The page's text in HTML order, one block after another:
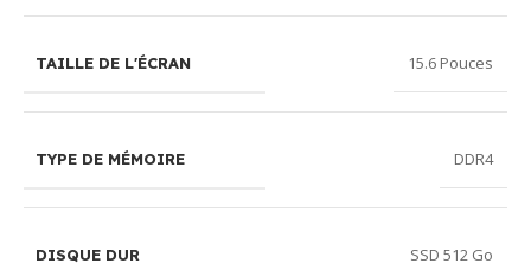
TAILLE DE L'ÉCRAN 15.6 Pouces
TYPE DE MÉMOIRE DDR4
DISQUE DUR SSD 512 Go